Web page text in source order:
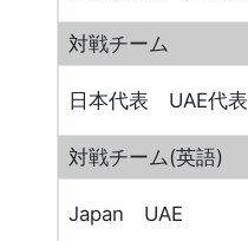
対戦チーム
日本代表 UAE代表
対戦チーム(英語)
Japan UAE